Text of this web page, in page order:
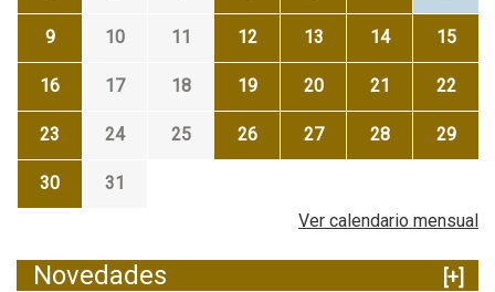
9 10 11 12 13 14 15
16 17 18 19 20 21 22
23 24 25 26 27 28 29
30
31
Ver calendario mensual
Novedades
[+]